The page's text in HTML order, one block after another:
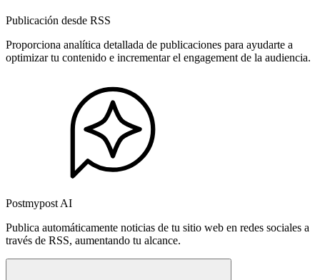
Publicación desde RSS
Proporciona analítica detallada de publicaciones para ayudarte a
optimizar tu contenido e incrementar el engagement de la audiencia.
Postmypost AI
Publica automáticamente noticias de tu sitio web en redes sociales a
través de RSS, aumentando tu alcance.